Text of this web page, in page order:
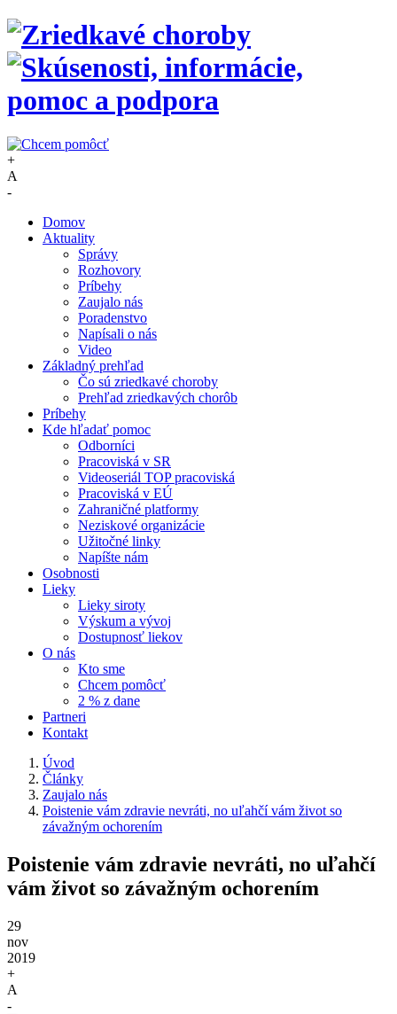
+
A
-
Domov
Aktuality
Správy
Rozhovory
Príbehy
Zaujalo nás
Poradenstvo
Napísali o nás
Video
Základný prehľad
Čo sú zriedkavé choroby
Prehľad zriedkavých chorôb
Príbehy
Kde hľadať pomoc
Odborníci
Pracoviská v SR
Videoseriál TOP pracoviská
Pracoviská v EÚ
Zahraničné platformy
Neziskové organizácie
Užitočné linky
Napíšte nám
Osobnosti
Lieky
Lieky siroty
Výskum a vývoj
Dostupnosť liekov
O nás
Kto sme
Chcem pomôcť
2 % z dane
Partneri
Kontakt
Úvod
Články
Zaujalo nás
Poistenie vám zdravie nevráti, no uľahčí vám život so
závažným ochorením
Poistenie vám zdravie nevráti, no uľahčí
vám život so závažným ochorením
29
nov
2019
+
A
-